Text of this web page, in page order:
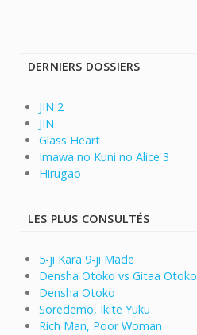
DERNIERS DOSSIERS
JIN 2
JIN
Glass Heart
Imawa no Kuni no Alice 3
Hirugao
LES PLUS CONSULTÉS
5-ji Kara 9-ji Made
Densha Otoko vs Gitaa Otoko
Densha Otoko
Soredemo, Ikite Yuku
Rich Man, Poor Woman